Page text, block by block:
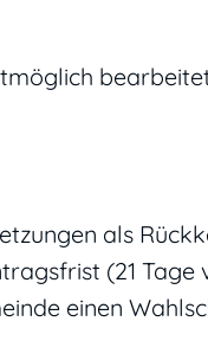
als
(21
einen